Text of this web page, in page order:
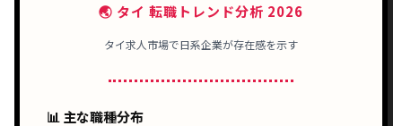
🌏 タイ 転職トレンド分析 2026
タイ求人市場で日系企業が存在感を示す
📊 主な職種分布